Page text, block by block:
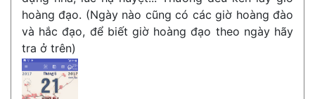
hoàng đạo. (Ngày nào cũng có các giờ hoàng đào
và hắc đạo, để biết giờ hoàng đạo theo ngày hãy
tra ở trên)